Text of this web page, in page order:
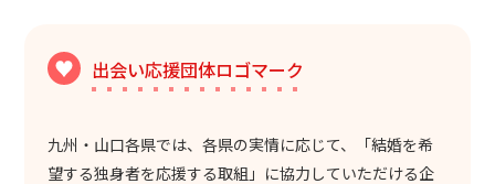
出会い応援団体ロゴマーク
九州・山口各県では、各県の実情に応じて、「結婚を希
望する独身者を応援する取組」に協力していただける企